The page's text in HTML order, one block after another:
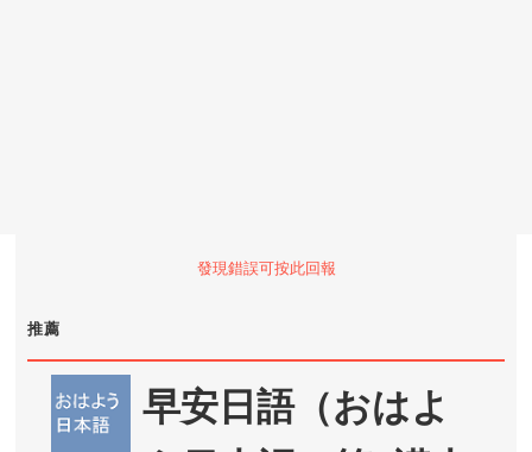
發現錯誤可按此回報
推薦
早安日語（おはよ